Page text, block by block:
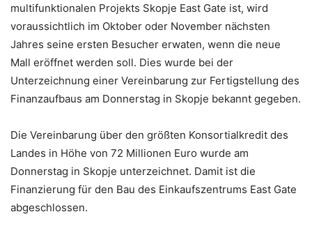
multifunktionalen Projekts Skopje East Gate ist, wird
voraussichtlich im Oktober oder November nächsten
Jahres seine ersten Besucher erwaten, wenn die neue
Mall eröffnet werden soll. Dies wurde bei der
Unterzeichnung einer Vereinbarung zur Fertigstellung des
Finanzaufbaus am Donnerstag in Skopje bekannt gegeben.
Die Vereinbarung über den größten Konsortialkredit des
Landes in Höhe von 72 Millionen Euro wurde am
Donnerstag in Skopje unterzeichnet. Damit ist die
Finanzierung für den Bau des Einkaufszentrums East Gate
abgeschlossen.